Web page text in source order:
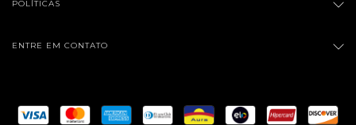
POLÍTICAS
ENTRE EM CONTATO